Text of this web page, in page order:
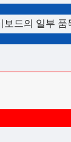
드의 일부